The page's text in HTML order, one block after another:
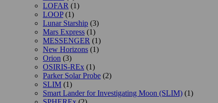
LOFAR (1)
LOOP(1)
Lunar Starship (3)
Mars Express (1)
MESSENGER (1)
New Horizons (1)
Orion (3)
OSIRIS-REx (1)
Parker Solar Probe (2)
SLIM (1)
Smart Lander for Investigating Moon (SLIM) (1)